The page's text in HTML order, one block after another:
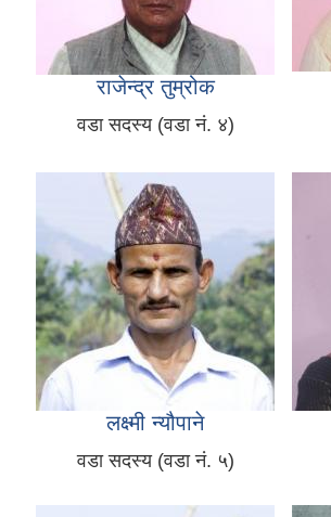
राजेन्द्र तुम्रोक
वडा सदस्य (वडा नं. ४)
लक्ष्मी न्यौपाने
वडा सदस्य (वडा नं. ५)